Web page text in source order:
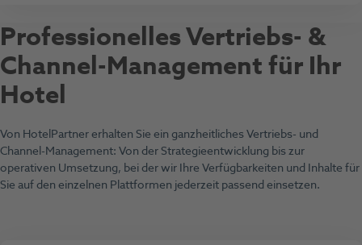
Professionelles Vertriebs- &
Channel-Management für Ihr
Hotel
Von HotelPartner erhalten Sie ein ganzheitliches Vertriebs- und
Channel-Management: Von der Strategieentwicklung bis zur
operativen Umsetzung, bei der wir Ihre Verfügbarkeiten und Inhalte für
Sie auf den einzelnen Plattformen jederzeit passend einsetzen.